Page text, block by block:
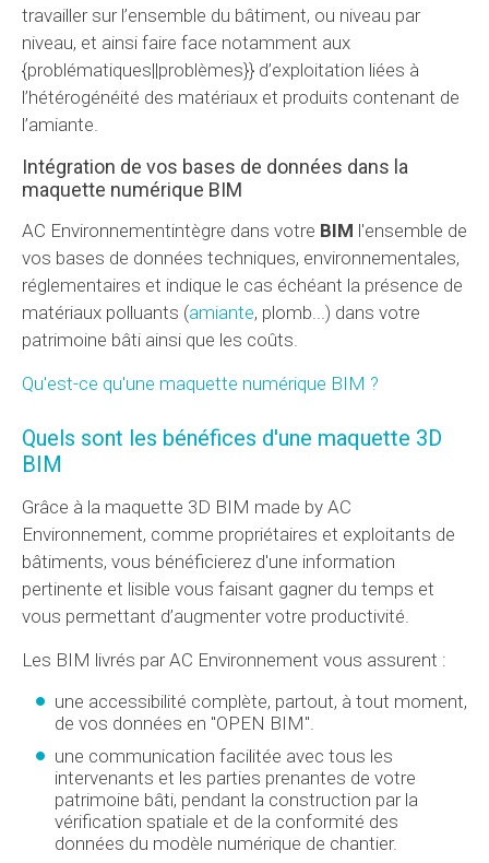
travailler sur l’ensemble du bâtiment, ou niveau par
niveau, et ainsi faire face notamment aux
{problématiques||problèmes}} d’exploitation liées à
l’hétérogénéité des matériaux et produits contenant de
l’amiante.
Intégration de vos bases de données dans la
maquette numérique BIM
AC Environnementintègre dans votre BIM l'ensemble de
vos bases de données techniques, environnementales,
réglementaires et indique le cas échéant la présence de
matériaux polluants (amiante, plomb...) dans votre
patrimoine bâti ainsi que les coûts.
Qu'est-ce qu'une maquette numérique BIM ?
Quels sont les bénéfices d'une maquette 3D
BIM
Grâce à la maquette 3D BIM made by AC
Environnement, comme propriétaires et exploitants de
bâtiments, vous bénéficierez d'une information
pertinente et lisible vous faisant gagner du temps et
vous permettant d’augmenter votre productivité.
Les BIM livrés par AC Environnement vous assurent :
une accessibilité complète, partout, à tout moment,
de vos données en "OPEN BIM".
une communication facilitée avec tous les
intervenants et les parties prenantes de votre
patrimoine bâti, pendant la construction par la
vérification spatiale et de la conformité des
données du modèle numérique de chantier.